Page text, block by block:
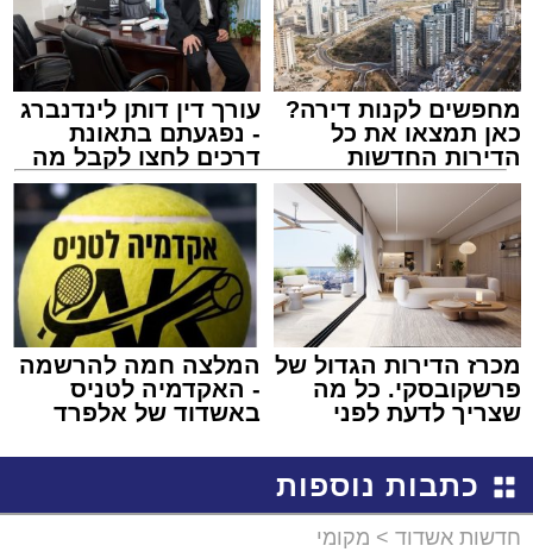
מחפשים לקנות דירה?
כאן תמצאו את כל
הדירות החדשות
למכירה באשדוד >>>
עורך דין דותן לינדנברג
- נפגעתם בתאונת
דרכים לחצו לקבל מה
שמגיע לכם
מכרז הדירות הגדול של
פרשקובסקי. כל מה
שצריך לדעת לפני
באשדוד
המלצה חמה להרשמה
- האקדמיה לטניס
באשדוד של אלפרד
כתבות נוספות
חדשות אשדוד > מקומי